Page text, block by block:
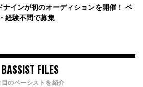
ナインが初のオーディションを開催！ ベ
経験不問で募集
BASSIST FILES
のベーシストを紹介